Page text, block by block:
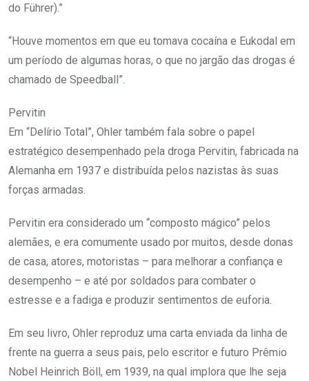
do Führer).”
“Houve momentos em que eu tomava cocaína e Eukodal em
um período de algumas horas, o que no jargão das drogas é
chamado de Speedball”.
Pervitin
Em “Delírio Total”, Ohler também fala sobre o papel
estratégico desempenhado pela droga Pervitin, fabricada na
Alemanha em 1937 e distribuída pelos nazistas às suas
forças armadas.
Pervitin era considerado um “composto mágico” pelos
alemães, e era comumente usado por muitos, desde donas
de casa, atores, motoristas – para melhorar a confiança e
desempenho – e até por soldados para combater o
estresse e a fadiga e produzir sentimentos de euforia.
Em seu livro, Ohler reproduz uma carta enviada da linha de
frente na guerra a seus pais, pelo escritor e futuro Prêmio
Nobel Heinrich Böll, em 1939, na qual implora que lhe seja